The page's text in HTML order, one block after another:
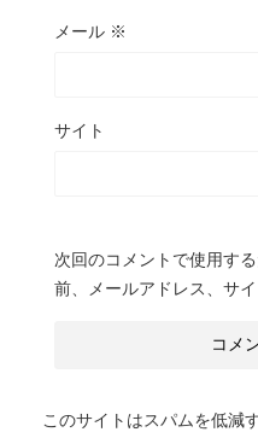
メール ※
サイト
次回のコメントで使用す
前、メールアドレス、サイ
このサイトはスパムを低減